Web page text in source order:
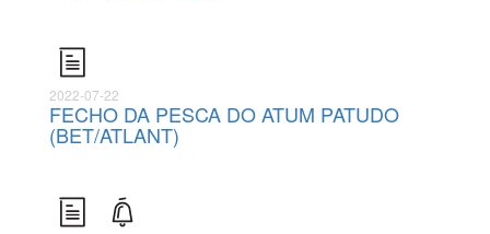
2022-07-22
FECHO DA PESCA DO ATUM PATUDO
(BET/ATLANT)